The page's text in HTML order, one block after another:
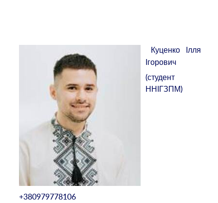
Куценко Ілля
Ігорович
(студент
ННІГЗПМ)
+380979778106